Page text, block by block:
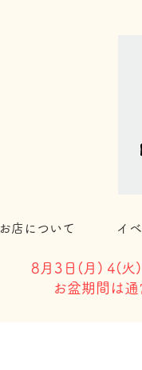
お店について イ
8月3日( 月) 4(火
お盆期間は